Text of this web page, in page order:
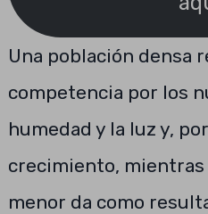
Una población densa
competencia por los
humedad y la luz y,
crecimiento,
menor da como